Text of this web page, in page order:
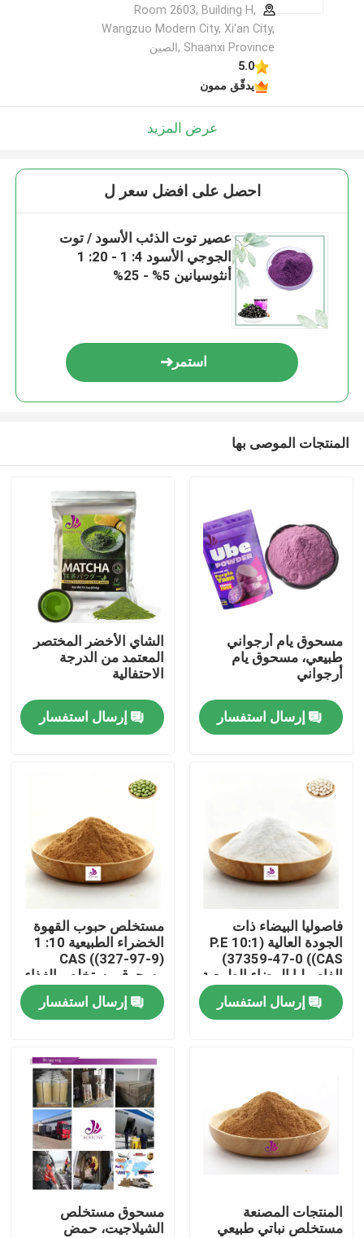
أشرطة فيديو
معلومات عنا
جولة في المعمل
رقابة جودة
أخبار
اطلب اقتباس
مستخلصات نباتية طبيعية
Room 2603, Building H,
Wangzuo Modern City, Xi'an City,
Shaanxi Province ,الصين
5.0
يدقّق ممون
عرض المزيد
احصل على افضل سعر ل
عصير توت الذئب الأسود / توت
الجوجي الأسود 4: 1 - 20: 1
أنثوسيانين 5% - 25%
استمر
المنتجات الموصى بها
مسحوق يام أرجواني
طبيعي، مسحوق يام
أرجواني
إرسال استفسار
الشاي الأخضر المختصر
المعتمد من الدرجة
الاحتفالية
إرسال استفسار
فاصوليا البيضاء ذات
الجودة العالية (P.E 10:1
CAS)) 37359-47-0)
الفاصوليا البيضاء الطبيعية
(P.E) مسحوق
إرسال استفسار
مستخلص حبوب القهوة
الخضراء الطبيعية 10: 1
CAS ((327-97-9)
مسحوق مستخلص الغذاء
إرسال استفسار
المنتجات المصنعة
مستخلص نباتي طبيعي
مسحوق مستخلص
الشيلاجيت، حمض